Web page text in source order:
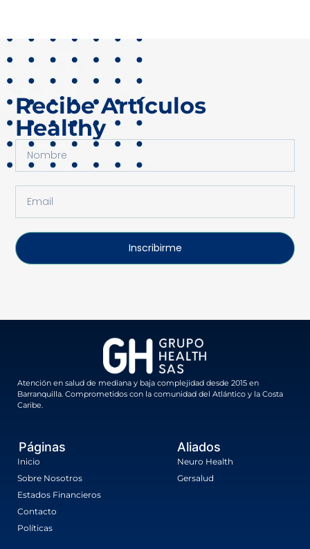
Recibe Artículos
Healthy
Inscribirme
Atención en salud de mediana y baja complejidad desde 2015 en
Barranquilla. Comprometidos con la comunidad del Atlántico y la Costa
Caribe.
Páginas
Inicio
Sobre Nosotros
Estados Financieros
Contacto
Políticas
Aliados
Neuro Health
Gersalud